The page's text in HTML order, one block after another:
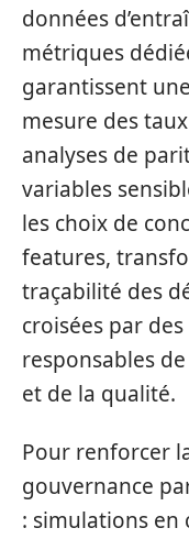
données
métriques
garantissent
mesure des
analyses de
variables
les choix de
features,
traçabilité des
croisées par
responsables
et de la qualité.
Pour renforcer
gouvernance
: simulations en